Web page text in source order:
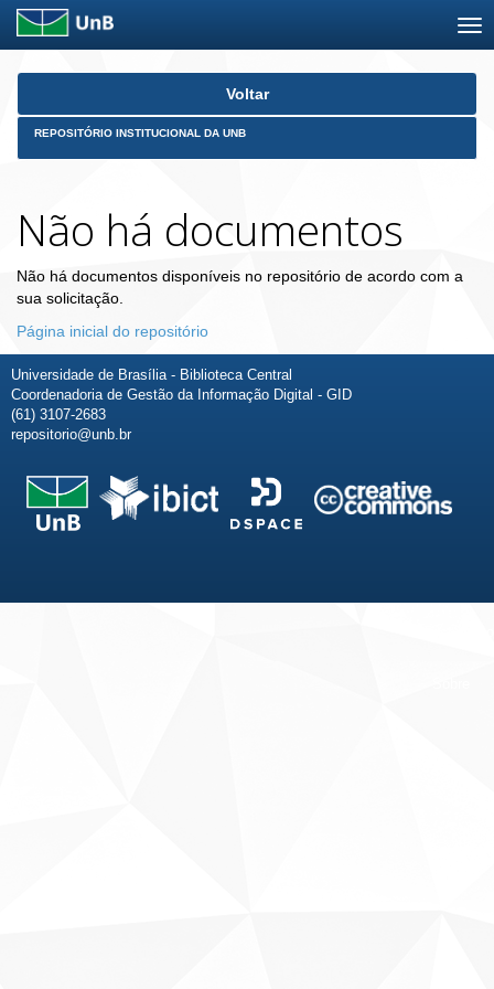
Skip
Voltar
REPOSITÓRIO INSTITUCIONAL DA UNB
Não há documentos
Não há documentos disponíveis no repositório de acordo com a
sua solicitação.
Página inicial do repositório
Universidade de Brasília - Biblioteca Central
Coordenadoria de Gestão da Informação Digital - GID
(61) 3107-2683
repositorio@unb.br